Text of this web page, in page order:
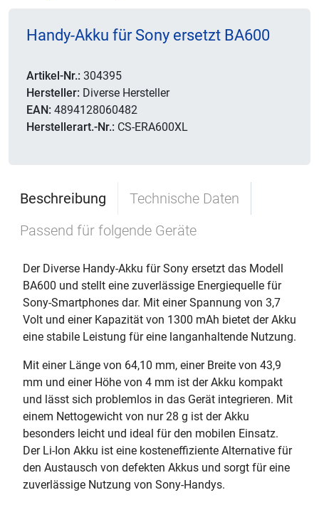
Handy-Akku für Sony ersetzt BA600
Artikel-Nr.: 304395
Hersteller: Diverse Hersteller
EAN: 4894128060482
Herstellerart.-Nr.: CS-ERA600XL
Beschreibung
Technische Daten
Passend für folgende Geräte
Der Diverse Handy-Akku für Sony ersetzt das Modell
BA600 und stellt eine zuverlässige Energiequelle für
Sony-Smartphones dar. Mit einer Spannung von 3,7
Volt und einer Kapazität von 1300 mAh bietet der Akku
eine stabile Leistung für eine langanhaltende Nutzung.
Mit einer Länge von 64,10 mm, einer Breite von 43,9
mm und einer Höhe von 4 mm ist der Akku kompakt
und lässt sich problemlos in das Gerät integrieren. Mit
einem Nettogewicht von nur 28 g ist der Akku
besonders leicht und ideal für den mobilen Einsatz.
Der Li-Ion Akku ist eine kosteneffiziente Alternative für
den Austausch von defekten Akkus und sorgt für eine
zuverlässige Nutzung von Sony-Handys.